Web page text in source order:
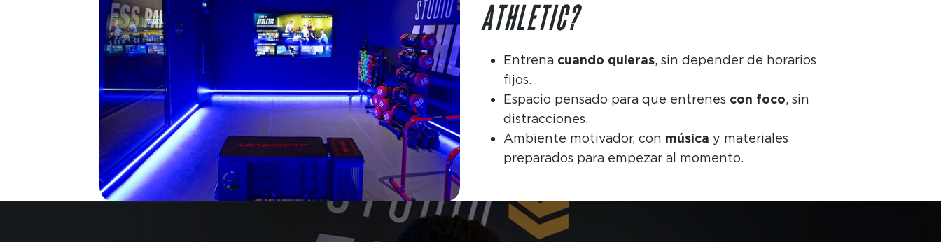
ATHLETIC?
Entrena cuando quieras, sin depender de horarios
fijos.
Espacio pensado para que entrenes con foco, sin
distracciones.
Ambiente motivador, con música y materiales
preparados para empezar al momento.